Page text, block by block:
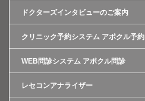
ドクターズインタビューのご案内
クリニック予約システム アポクル予約
WEB問診システム アポクル問診
レセコンアナライザー